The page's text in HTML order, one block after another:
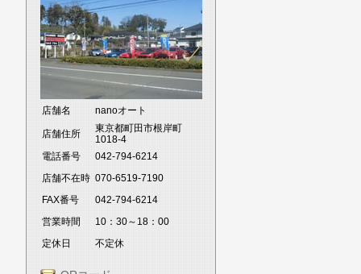
店舗名 nanoオート
店舗住所
東京都町田市根岸町
1018-4
電話番号
042-794-6214
店舗不在時 070-6519-7190
FAX番号
042-794-6214
営業時間
10：30～18：00
定休日
不定休